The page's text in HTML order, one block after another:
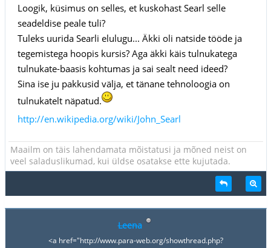
Loogik, küsimus on selles, et kuskohast Searl selle
seadeldise peale tuli?
Tuleks uurida Searli elulugu... Äkki oli natside tööde ja
tegemistega hoopis kursis? Aga äkki käis tulnukatega
tulnukate-baasis kohtumas ja sai sealt need ideed?
Sina ise ju pakkusid välja, et tänane tehnoloogia on
tulnukatelt näpatud.
http://en.wikipedia.org/wiki/John_Searl
Maailm on täis lahendamata mõistatusi ja mõned neist on
veel saladuslikumad, kui üldse osatakse ette kujutada.
Leena
<a href="http://www.para-web.org/showthread.php?